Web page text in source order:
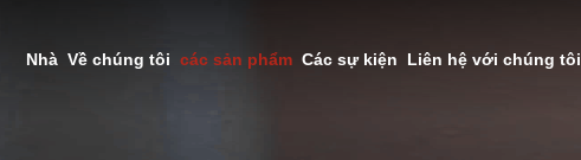
Nhà Về chúng tôi các sản phẩm Các sự kiện Liên hệ với chúng tôi